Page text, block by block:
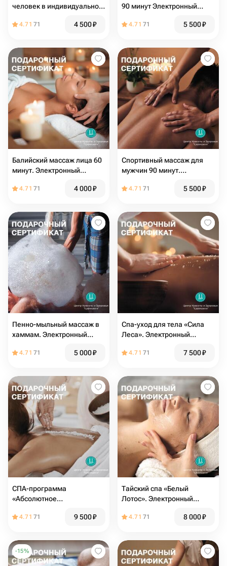
человек в индивидуальной
джакузи. Электронный
4.71 71 4 500₽
90 минут Электронный
4.71 71 5 500₽
Балийский массаж лица 60
минут. Электронный
4.71 71 4 000₽
Спортивный массаж для
мужчин 90 минут.
сертификат
4.71 71 5 500₽
Пенно-мыльный массаж в
хаммам. Электронный
СПА4.71 71 5 000₽
Спа-уход для тела «Сила
Леса». Электронный
4.71 71 7 500₽
СПА-программа
«Абсолютное
Электронный подарочный
4.71 71 9 500₽
Тайский спа «Белый
Лотос». Электронный
спа4.71 71 8 000₽
-15%